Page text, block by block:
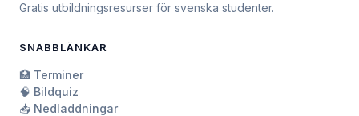
Gratis utbildningsresurser för svenska studenter.
SNABBLÄNKAR
🏥 Terminer
🧠 Bildquiz
📥 Nedladdningar